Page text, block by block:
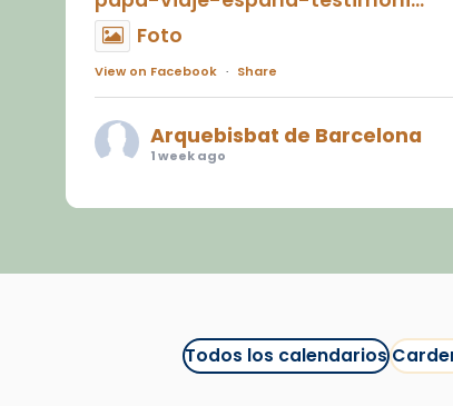
Foto
View on Facebook · Share
Arquebisbat de Barcelona
1 week ago
juliol la missa de Les Santes de
Todos los calendarios